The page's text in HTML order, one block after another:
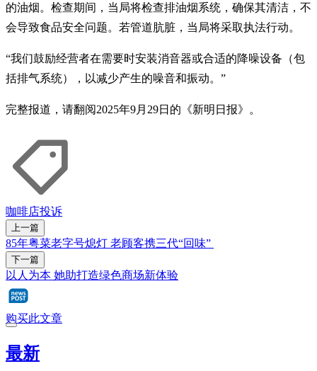
的油烟。检查期间，当局将检查排油烟系统，确保其清洁，不
会导致食品安全问题。若管道肮脏，当局将采取执法行动。
“我们鼓励经营者在需要时安装消音器或合适的降噪设备（包
括排气系统），以减少产生的噪音和振动。”
完整报道，请翻阅2025年9月29日的《新明日报》。
咖啡店投诉
上一篇
85年粤菜老字号熄灯 老顾客携三代“回味”
下一篇
以人为本 她助打造绿色商场新体验
购买此文章
最新